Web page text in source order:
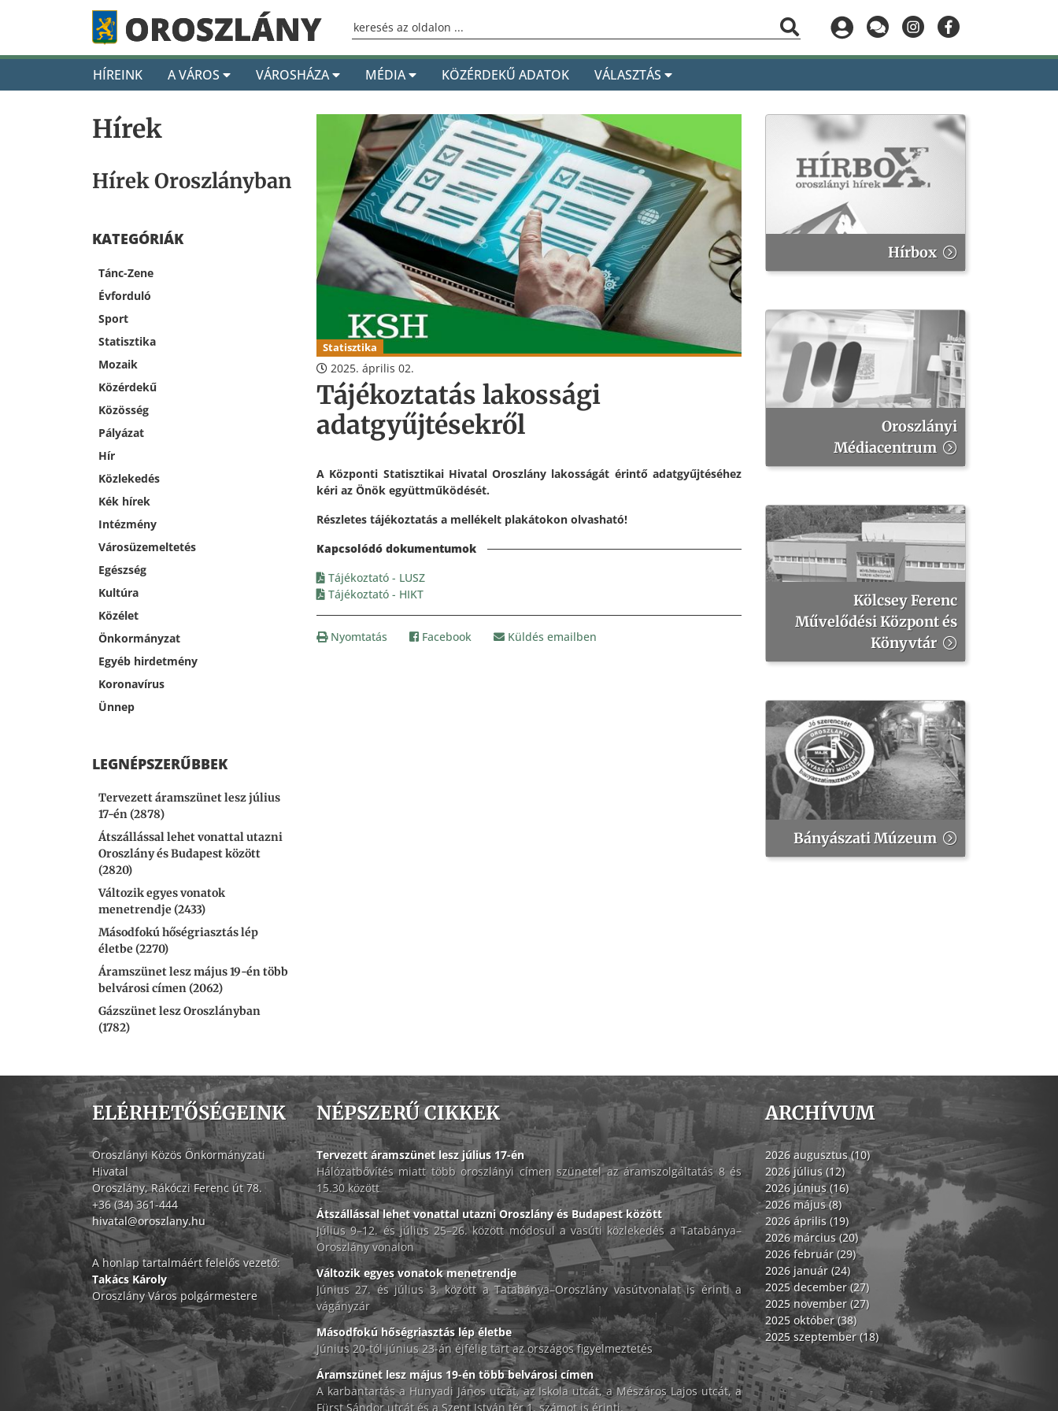
HÍREINK A VÁROS VÁROSHÁZA MÉDIA KÖZÉRDEKŰ ADATOK VÁLASZTÁS
Hírek
Hírek Oroszlányban
KATEGÓRIÁK
Tánc-Zene
Évforduló
Sport
Statisztika
Mozaik
Közérdekű
Közösség
Pályázat
Hír
Közlekedés
Kék hírek
Intézmény
Városüzemeltetés
Egészség
Kultúra
Közélet
Önkormányzat
Egyéb hirdetmény
Koronavírus
Ünnep
LEGNÉPSZERŰBBEK
Tervezett áramszünet lesz július
17-én (2878)
Átszállással lehet vonattal utazni
Oroszlány és Budapest között
(2820)
Változik egyes vonatok
menetrendje (2433)
Másodfokú hőségriasztás lép
életbe (2270)
Áramszünet lesz május 19-én több
belvárosi címen (2062)
Gázszünet lesz Oroszlányban
(1782)
Statisztika
2025. április 02.
Tájékoztatás lakossági
adatgyűjtésekről
A Központi Statisztikai Hivatal Oroszlány lakosságát érintő adatgyűjtéséhez
kéri az Önök együttműködését.
Részletes tájékoztatás a mellékelt plakátokon olvasható!
Tájékoztató - LUSZ
Tájékoztató - HIKT
Nyomtatás Facebook Küldés emailben
Hírbox
Oroszlányi
Médiacentrum
Kölcsey Ferenc
Művelődési Központ és
Könyvtár
Bányászati Múzeum
ELÉRHETŐSÉGEINK
Oroszlányi Közös Önkormányzati
Hivatal
Oroszlány, Rákóczi Ferenc út 78.
+36 (34) 361-444
hivatal@oroszlany.hu
A honlap tartalmáért felelős vezető:
Takács Károly
Oroszlány Város polgármestere
NÉPSZERŰ CIKKEK
Tervezett áramszünet lesz július 17-én
Hálózatbővítés miatt több oroszlányi címen szünetel az áramszolgáltatás 8 és
15.30 között
Átszállással lehet vonattal utazni Oroszlány és Budapest között
Július 9–12. és július 25–26. között módosul a vasúti közlekedés a Tatabánya–
Oroszlány vonalon
Változik egyes vonatok menetrendje
Június 27. és július 3. között a Tatabánya–Oroszlány vasútvonalat is érinti a
vágányzár
Másodfokú hőségriasztás lép életbe
Június 20-tól június 23-án éjfélig tart az országos figyelmeztetés
Áramszünet lesz május 19-én több belvárosi címen
A karbantartás a Hunyadi János utcát, az Iskola utcát, a Mészáros Lajos utcát, a
Fürst Sándor utcát és a Szent István tér 1. számot is érinti.
ARCHÍVUM
2026 augusztus (10)
2026 július (12)
2026 június (16)
2026 május (8)
2026 április (19)
2026 március (20)
2026 február (29)
2026 január (24)
2025 december (27)
2025 november (27)
2025 október (38)
2025 szeptember (18)